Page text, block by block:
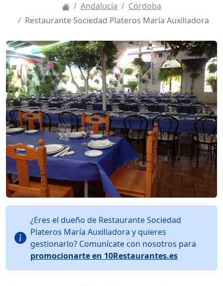
Andalucía
Córdoba
Restaurante Sociedad Plateros María Auxiliadora
¿Eres el dueño de Restaurante Sociedad
Plateros María Auxiliadora y quieres
gestionarlo? Comunícate con nosotros para
promocionarte en 10Restaurantes.es